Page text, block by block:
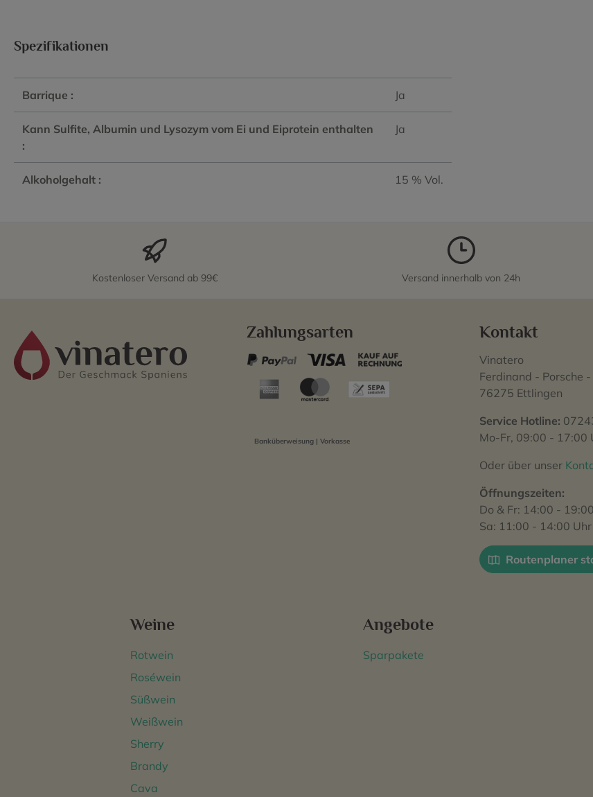
Spezifikationen
Barrique : Ja
Kann Sulfite, Albumin und Lysozym vom Ei und Eiprotein enthalten
:
Ja
Alkoholgehalt : 15 % Vol.
Kostenloser Versand ab 99€ Versand innerhalb von 24h
Weine
Rotwein
Roséwein
Süßwein
Weißwein
Sherry
Brandy
Cava
Angebote
Sparpakete
Zahlungsarten
Banküberweisung | Vorkasse
Kontakt
Vinatero
Ferdinand - Porsche
76275 Ettlingen
Service Hotline:
Mo-Fr, 09:00 - 17:00
Oder über unser
Öffnungszeiten:
Do & Fr: 14:00 -
Sa: 11:00 - 14:00 Uhr
Routenplaner